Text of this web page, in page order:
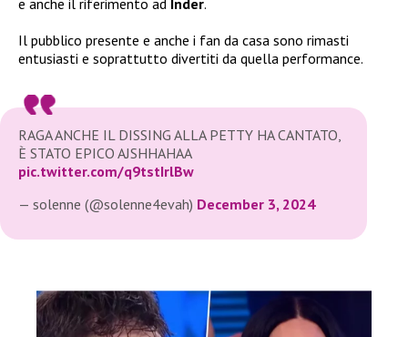
Il pubblico presente e anche i fan da casa sono rimasti
entusiasti e soprattutto divertiti da quella performance.
RAGA ANCHE IL DISSING ALLA PETTY HA CANTATO,
È STATO EPICO AJSHHAHAA
pic.twitter.com/q9tstIrlBw
— solenne (@solenne4evah) December 3, 2024